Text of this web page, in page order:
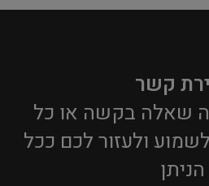
קשר
שאלה בקשה או כל
ולעזור לכם ככל
הניתן​